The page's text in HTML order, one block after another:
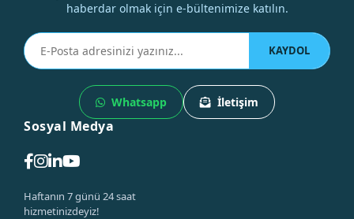
haberdar olmak için e-bültenimize katılın.
KAYDOL
Whatsapp İletişim
Sosyal Medya
Haftanın 7 günü 24 saat
hizmetinizdeyiz!